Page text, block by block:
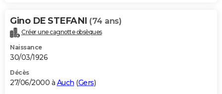
Gino DE STEFANI (74 ans)
Créer une cagnotte obsèques
Naissance
30/03/1926
Décès
27/06/2000 à Auch (Gers)